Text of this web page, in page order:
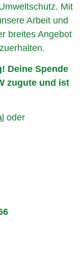
Mit
Arbeit und
breites Angebot
Deine Spende
zugute und ist
oder